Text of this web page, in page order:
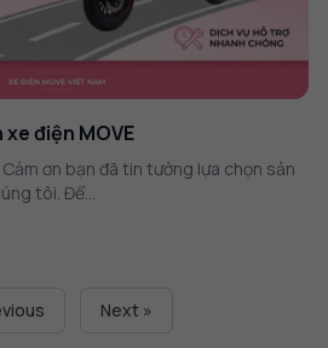
điện MOVE
tôi. Để...
Next »